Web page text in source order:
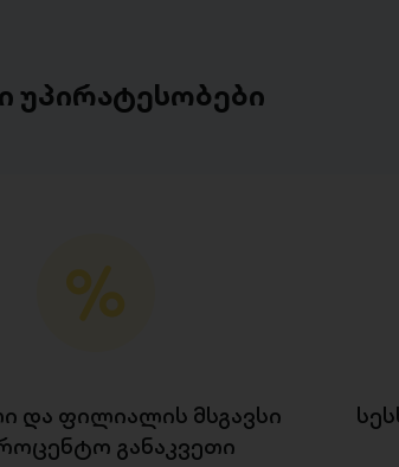
უპირატესობები
და ფილიალის მსგავსი
განაკვეთი